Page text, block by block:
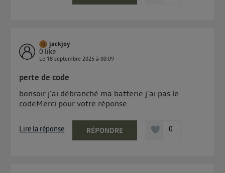
jackjoy
0like
Le 18 septembre 2025 à00:09
perte de code
bonsoir j'ai débranché ma batterie j'ai pas le
codeMerci pour votre réponse.
Lire la réponse RÉPONDRE 0